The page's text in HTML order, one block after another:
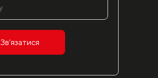
Зв'язатися